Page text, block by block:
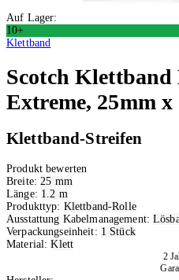
Auf Lager:
10+
Klettband
Scotch Klettband
Extreme, 25mm
Klettband-Streifen
Produkt bewerten
Breite: 25 mm
Länge: 1.2 m
Produkttyp: Klettband-Rolle
Ausstattung Kabelmanagement:
Verpackungseinheit: 1 Stück
Material:Klett
2